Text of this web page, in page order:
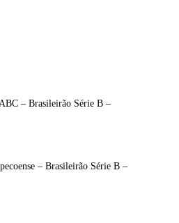
– Brasileirão Série B –
– Brasileirão Série B –